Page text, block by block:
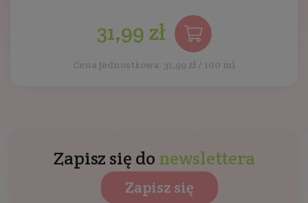
31,99 zł
Cena jednostkowa: 31,99 zł / 100 ml
Zapisz się do newslettera
Zapisz się